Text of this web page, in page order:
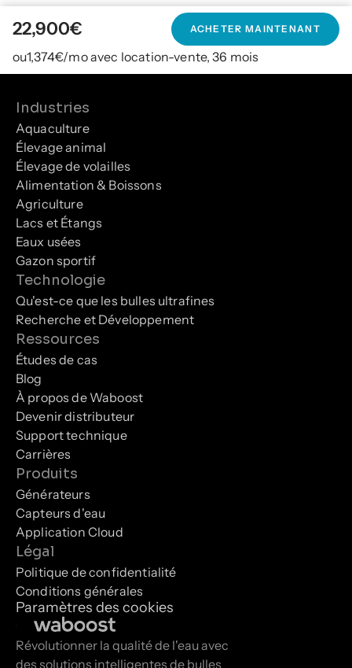
22,900€ ACHETER MAINTENANT
ou1,374€/mo avec location-vente, 36 mois
Révolutionner la qualité de l'eau avec
des solutions intelligentes de bulles
Industries
Aquaculture
Élevage animal
Élevage de volailles
Alimentation & Boissons
Agriculture
Lacs et Étangs
Eaux usées
Gazon sportif
Technologie
Qu'est-ce que les bulles ultrafines
Recherche et Développement
Ressources
Études de cas
Blog
À propos de Waboost
Devenir distributeur
Support technique
Carrières
Produits
Générateurs
Capteurs d'eau
Application Cloud
Légal
Politique de confidentialité
Conditions générales
Paramètres des cookies